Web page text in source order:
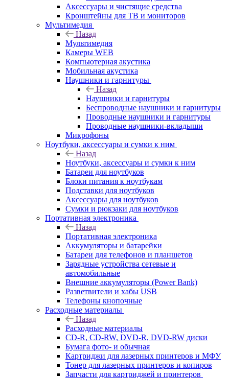
Аксессуары и чистящие средства
Кронштейны для ТВ и мониторов
Мультимедия
Назад
Мультимедия
Камеры WEB
Компьютерная акустика
Мобильная акустика
Наушники и гарнитуры
Назад
Наушники и гарнитуры
Беспроводные наушники и гарнитуры
Проводные наушники и гарнитуры
Проводные наушники-вкладыши
Микрофоны
Ноутбуки, аксессуары и сумки к ним
Назад
Ноутбуки, аксессуары и сумки к ним
Батареи для ноутбуков
Блоки питания к ноутбукам
Подставки для ноутбуков
Аксессуары для ноутбуков
Сумки и рюкзаки для ноутбуков
Портативная электроника
Назад
Портативная электроника
Аккумуляторы и батарейки
Батареи для телефонов и планшетов
Зарядные устройства сетевые и
автомобильные
Внешние аккумуляторы (Power Bank)
Разветвители и хабы USB
Телефоны кнопочные
Расходные материалы
Назад
Расходные материалы
CD-R, CD-RW, DVD-R, DVD-RW диски
Бумага фото- и обычная
Картриджи для лазерных принтеров и МФУ
Тонер для лазерных принтеров и копиров
Запчасти для картриджей и принтеров